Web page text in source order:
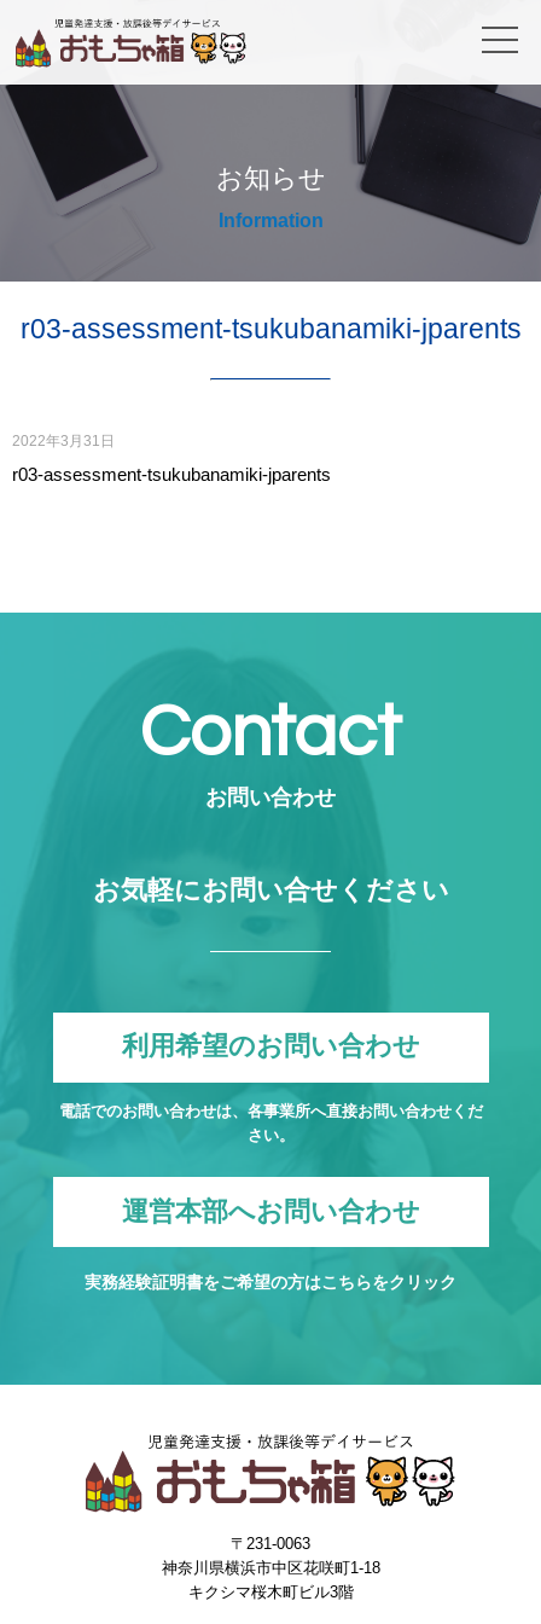
お知らせ
Information
r03-assessment-tsukubanamiki-jparents
2022年3月31日
r03-assessment-tsukubanamiki-jparents
Contact
お問い合わせ
お気軽にお問い合せください
利用希望のお問い合わせ
電話でのお問い合わせは、各事業所へ直接お問い合わせくだ
さい。
運営本部へお問い合わせ
実務経験証明書をご希望の方はこちらをクリック
〒231-0063
神奈川県横浜市中区花咲町1-18
キクシマ桜木町ビル3階